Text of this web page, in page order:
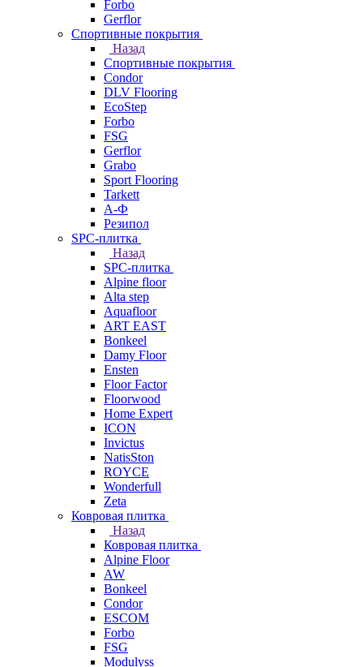
Forbo
Gerflor
Спортивные покрытия
Назад
Спортивные покрытия
Condor
DLV Flooring
EcoStep
Forbo
FSG
Gerflor
Grabo
Sport Flooring
Tarkett
А-Ф
Резипол
SPC-плитка
Назад
SPC-плитка
Alpine floor
Alta step
Aquafloor
ART EAST
Bonkeel
Damy Floor
Ensten
Floor Factor
Floorwood
Home Expert
ICON
Invictus
NatisSton
ROYCE
Wonderfull
Zeta
Ковровая плитка
Назад
Ковровая плитка
Alpine Floor
AW
Bonkeel
Condor
ESCOM
Forbo
FSG
Modulyss